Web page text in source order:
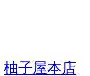
柚子屋本店